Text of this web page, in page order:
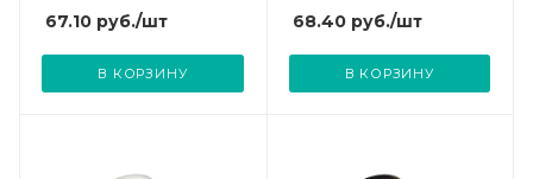
67.10 руб./шт
В КОРЗИНУ
68.40руб./шт
В КОРЗИНУ